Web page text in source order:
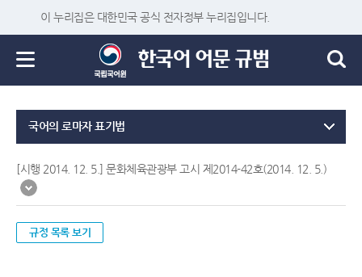
이 누리집은 대한민국 공식 전자정부 누리집입니다.
국어의 로마자 표기법
[시행 2014. 12. 5.] 문화체육관광부 고시 제2014-42호(2014. 12. 5.)
규정 목록 보기